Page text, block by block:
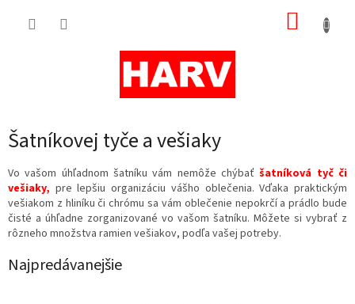
Šatníkovej tyče a vešiaky
Vo vašom úhľadnom šatníku vám nemôže chýbaťšatníková tyč či
vešiaky, prelepšiu organizáciu vášho oblečenia. Vďaka praktickým
vešiakom z hliníku či chrómusa vám oblečenie nepokrčí a prádlo bude
čisté a úhľadne zorganizované vo vašom šatníku. Môžete si vybrať z
rôzneho množstva ramien vešiakov, podľa vašej potreby.
Najpredávanejšie